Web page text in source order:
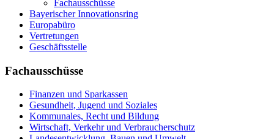
Fachausschüsse
Bayerischer Innovationsring
Europabüro
Vertretungen
Geschäftsstelle
Fachausschüsse
Finanzen und Sparkassen
Gesundheit, Jugend und Soziales
Kommunales, Recht und Bildung
Wirtschaft, Verkehr und Verbraucherschutz